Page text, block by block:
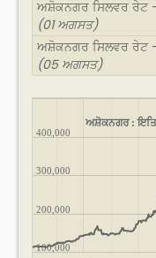
ਅਸ਼ੋਕਨਗਰ ਸਿਲਵਰ ਰੇਟ
(01 ਅਗਸਤ)
ਅਸ਼ੋਕਨਗਰ ਸਿਲਵਰ ਰੇਟ
(05 ਅਗਸਤ)
ਅਸ਼ੋਕਨਗਰ :
100,000
200,000
300,000
400,000